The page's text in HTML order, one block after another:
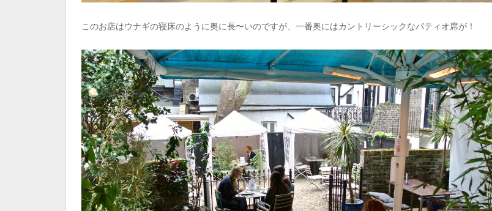
このお店はウナギの寝床のように奥に長〜いのですが、一番奥にはカントリーシックなパティオ席が！